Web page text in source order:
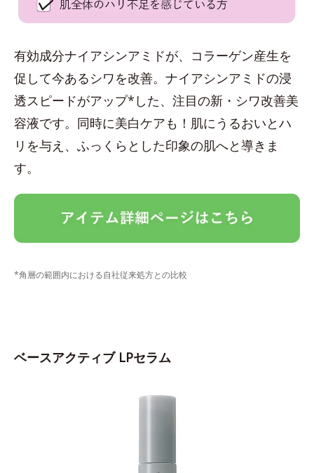
有効成分ナイアシンアミドが、コラーゲン産生を
促して今あるシワを改善。ナイアシンアミドの浸
透スピードがアップ*した、注目の新・シワ改善美
容液です。同時に美白ケアも！肌にうるおいとハ
リを与え、ふっくらとした印象の肌へと導きま
す。
*角層の範囲内における自社従来処方との比較
ベースアクティブ LPセラム